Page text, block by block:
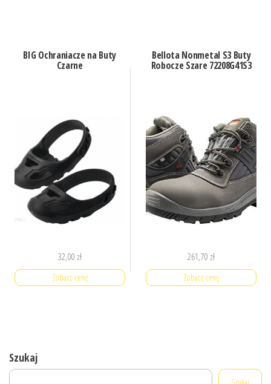
BIG Ochraniacze na Buty
Czarne
32,00 zł
Zobacz cenę
Bellota Nonmetal S3 Buty
Robocze Szare 72208G41S3
261,70 zł
Zobacz cenę
Szukaj